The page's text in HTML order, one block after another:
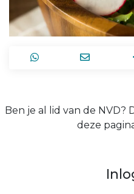
Ben je al lid van de
deze